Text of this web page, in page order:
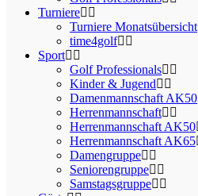
Turniere
Turniere Monatsübersicht
time4golf
Sport
Golf Professionals
Kinder & Jugend
Damenmannschaft AK50
Herrenmannschaft
Herrenmannschaft AK50
Herrenmannschaft AK65
Damengruppe
Seniorengruppe
Samstagsgruppe